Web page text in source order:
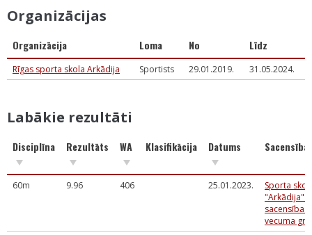
Organizācijas
Organizācija Loma No Līdz
Rīgas sporta skola Arkādija Sportists 29.01.2019. 31.05.2024.
Labākie rezultāti
Disciplīna Rezultāts WA Klasifikācija Datums
60m 9.96 406 25.01.2023.
Sporta
"Arkādija"
sacensības
vecuma